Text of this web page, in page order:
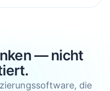
— nicht
die